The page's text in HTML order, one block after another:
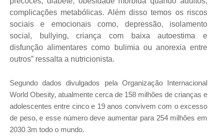
complicações metabólicas. Além disso temos os riscos
sociais e emocionais como, depressão, isolamento
social, bullying, criança com baixa autoestima e
disfunção alimentares como bulimia ou anorexia entre
outros” ressalta a nutricionista.
Segundo dados divulgados pela Organização Internacional
World Obesity, atualmente cerca de 158 milhões de crianças e
adolescentes entre cinco e 19 anos convivem com o excesso
de peso, e esse número deve aumentar para 254 milhões em
2030 3m todo o mundo.